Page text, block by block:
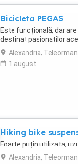
Bicicleta PEGAS
Este funcțională, dar
destinat pasionatilor
Alexandria, Teleorman
1 august
Hiking bike
Foarte puțin utilizata,
Alexandria, Teleorman